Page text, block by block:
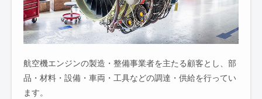
航空機エンジンの製造・整備事業者を主たる顧客とし、部
品・材料・設備・車両・工具などの調達・供給を行ってい
ます。